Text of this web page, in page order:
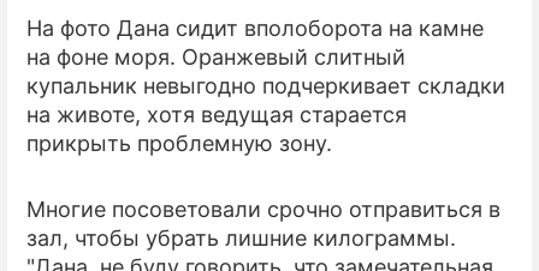
ПРЕСС-РЕЛИЗЫ
О ПРОЕКТЕ
На фото Дана сидит вполоборота на камне
на фоне моря. Оранжевый слитный
купальник невыгодно подчеркивает складки
на животе, хотя ведущая старается
прикрыть проблемную зону.
Многие посоветовали срочно отправиться в
зал, чтобы убрать лишние килограммы.